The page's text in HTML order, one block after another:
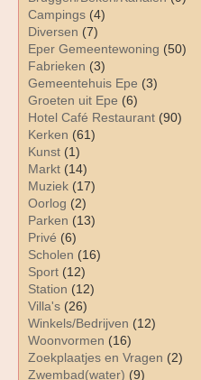
Campings (4)
Diversen (7)
Eper Gemeentewoning (50)
Fabrieken (3)
Gemeentehuis Epe (3)
Groeten uit Epe (6)
Hotel Café Restaurant (90)
Kerken (61)
Kunst (1)
Markt (14)
Muziek (17)
Oorlog (2)
Parken (13)
Privé (6)
Scholen (16)
Sport (12)
Station (12)
Villa's (26)
Winkels/Bedrijven (12)
Woonvormen (16)
Zoekplaatjes en Vragen (2)
Zwembad(water) (9)